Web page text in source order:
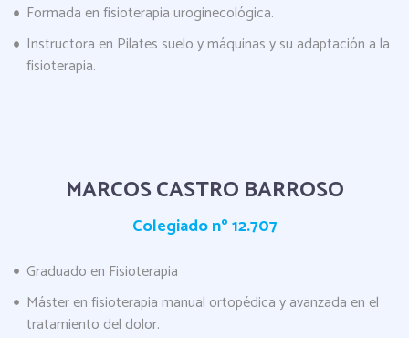
Formada en fisioterapia uroginecológica.
Instructora en Pilates suelo y máquinas y su adaptación a la
fisioterapia.
MARCOS CASTRO BARROSO
Colegiado nº 12.707
Graduado en Fisioterapia
Máster en fisioterapia manual ortopédica y avanzada en el
tratamiento del dolor.